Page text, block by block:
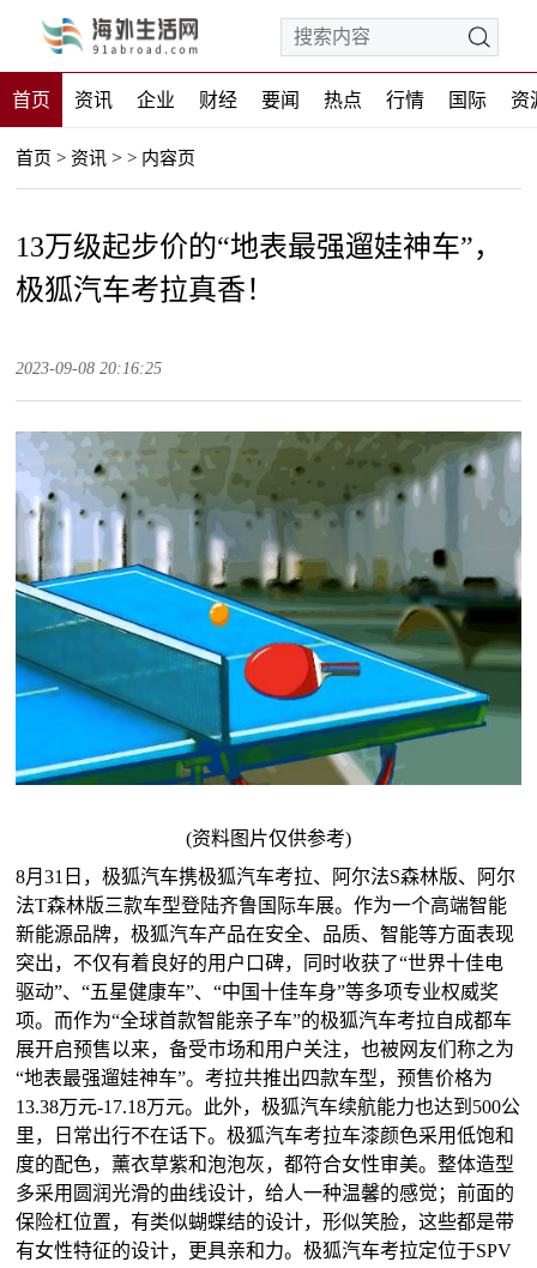
首页 资讯 企业 财经 要闻 热点 行情 国际 资
首页 > 资讯 > > 内容页
13万级起步价的“地表最强遛娃神车”，
极狐汽车考拉真香！
2023-09-08 20:16:25
(资料图片仅供参考)
8月31日，极狐汽车携极狐汽车考拉、阿尔法S森林版、阿尔
法T森林版三款车型登陆齐鲁国际车展。作为一个高端智能
新能源品牌，极狐汽车产品在安全、品质、智能等方面表现
突出，不仅有着良好的用户口碑，同时收获了“世界十佳电
驱动”、“五星健康车”、“中国十佳车身”等多项专业权威奖
项。而作为“全球首款智能亲子车”的极狐汽车考拉自成都车
展开启预售以来，备受市场和用户关注，也被网友们称之为
“地表最强遛娃神车”。考拉共推出四款车型，预售价格为
13.38万元-17.18万元。此外，极狐汽车续航能力也达到500公
里，日常出行不在话下。极狐汽车考拉车漆颜色采用低饱和
度的配色，薰衣草紫和泡泡灰，都符合女性审美。整体造型
多采用圆润光滑的曲线设计，给人一种温馨的感觉；前面的
保险杠位置，有类似蝴蝶结的设计，形似笑脸，这些都是带
有女性特征的设计，更具亲和力。极狐汽车考拉定位于SPV